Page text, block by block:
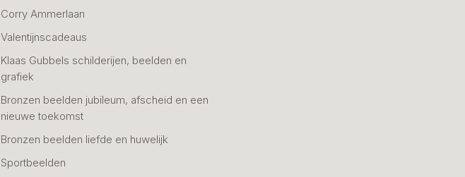
Corry Ammerlaan
Valentijnscadeaus
Klaas Gubbels schilderijen, beelden en
grafiek
Bronzen beelden jubileum, afscheid en een
nieuwe toekomst
Bronzen beelden liefde en huwelijk
Sportbeelden